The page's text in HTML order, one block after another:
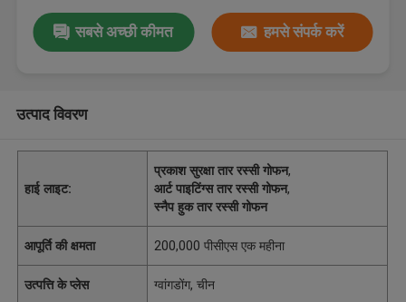
सबसे अच्छी कीमत हमसे संपर्क करें
उत्पाद विवरण
हाई लाइट:
प्रकाश सुरक्षा तार रस्सी गोफन,
आर्ट पाइटिंग्स तार रस्सी गोफन,
स्नैप हुक तार रस्सी गोफन
आपूर्ति की क्षमता 200,000 पीसीएस एक महीना
उत्पत्ति के प्लेस ग्वांगडोंग, चीन